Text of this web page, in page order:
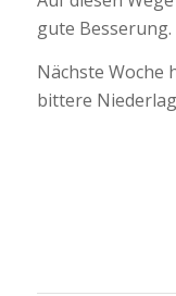
gute Besserung.
Nächste Woche
bittere